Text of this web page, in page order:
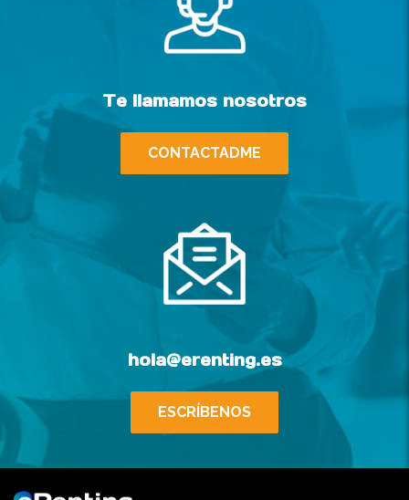
Te llamamos nosotros
CONTACTADME
hola@erenting.es
ESCRÍBENOS